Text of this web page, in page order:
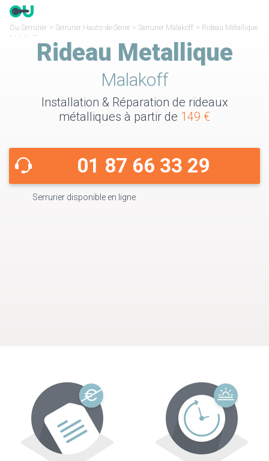
Ou Serrurier > Serrurier Hauts-de-Seine > Serrurier Malakoff > Rideau Métallique
Malakoff
Rideau Metallique
Malakoff
Installation & Réparation de rideaux
métalliques à partir de 149 €
01 87 66 33 29
Serrurier disponible en ligne